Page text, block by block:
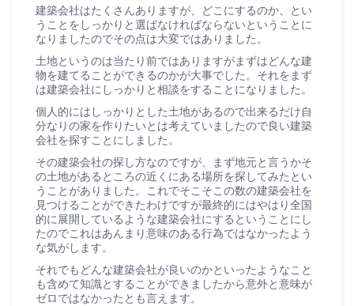
建築会社はたくさんありますが、どこにするのか、とい
うことをしっかりと選ばなければならないということに
なりましたのでその点は大変ではありました。
土地というのは当たり前ではありますがまずはどんな建
物を建てることができるのかが大事でした。それをまず
は建築会社にしっかりと相談をすることになりました。
個人的にはしっかりとした土地があるので出来るだけ自
分なりの家を作りたいとは考えていましたので良い建築
会社を探すことにしました。
その建築会社の探し方なのですが、まず地元と言うかそ
の土地があるところの近くにある場所を探してみたとい
うことがありました。これでそこそこの数の建築会社を
見つけることができたわけですが最終的にはやはり全国
的に展開しているような建築会社にするということにし
たのでこれはあんまり意味のある行為ではなかったよう
な気がします。
それでもどんな建築会社が良いのかといったようなこと
も含めて知識とすることができましたから意外と意味が
ゼロではなかったとも言えます。